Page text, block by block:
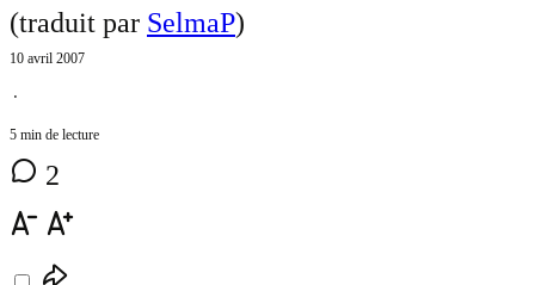
(traduit par SelmaP)
10 avril 2007
⋅
5 min de lecture
2